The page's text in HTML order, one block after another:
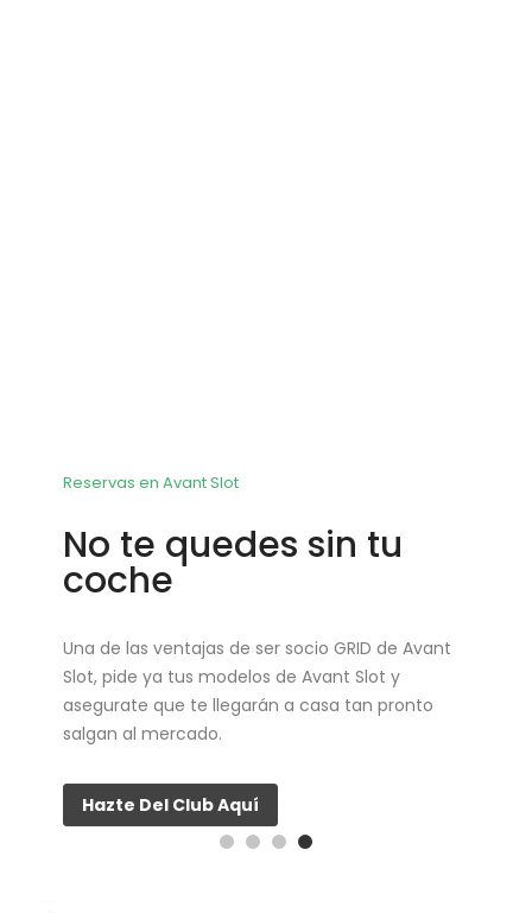
Reservas en Avant Slot
No te quedes sin tu
coche
Una de las ventajas de ser socio GRID de Avant
Slot, pide ya tus modelos de Avant Slot y
asegurate que te llegarán a casa tan pronto
salgan al mercado.
Hazte Del Club Aquí